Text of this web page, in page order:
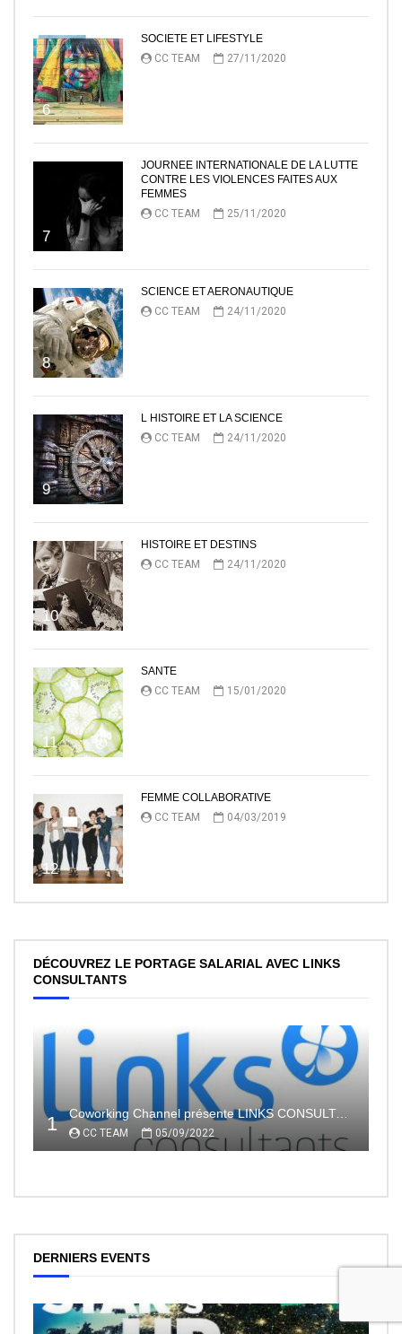
6
SOCIETE ET LIFESTYLE
CC TEAM
27/11/2020
7
JOURNEE INTERNATIONALE DE LA LUTTE
CONTRE LES VIOLENCES FAITES AUX
FEMMES
CC TEAM
25/11/2020
8
SCIENCE ET AERONAUTIQUE
CC TEAM
24/11/2020
9
L HISTOIRE ET LA SCIENCE
CC TEAM
24/11/2020
10
HISTOIRE ET DESTINS
CC TEAM
24/11/2020
11
SANTE
CC TEAM
15/01/2020
12
FEMME COLLABORATIVE
CC TEAM
04/03/2019
DÉCOUVREZ LE PORTAGE SALARIAL AVEC LINKS
CONSULTANTS
1 Coworking Channel présente LINKS CONSULTANTS, l’indépendance en toute sécurité avec le portage salarial
CC TEAM 05/09/2022
DERNIERS EVENTS